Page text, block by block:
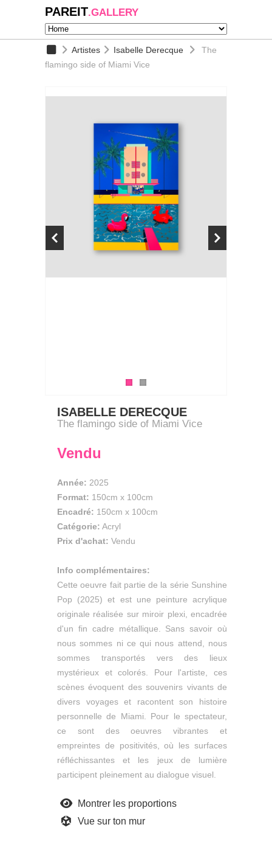
PAREIT.GALLERY
Artistes Isabelle Derecque
The
flamingo side of Miami Vice
ISABELLE DERECQUE
The flamingo side of Miami Vice
Vendu
Année: 2025
Format: 150cm x 100cm
Encadré: 150cm x 100cm
Catégorie: Acryl
Prix d'achat: Vendu
Info complémentaires:
Cette oeuvre fait partie de la série Sunshine
Pop (2025) et est une peinture acrylique
originale réalisée sur miroir plexi, encadrée
d'un fin cadre métallique. Sans savoir où
nous sommes ni ce qui nous attend, nous
sommes transportés vers des lieux
mystérieux et colorés. Pour l'artiste, ces
scènes évoquent des souvenirs vivants de
divers voyages et racontent son histoire
personnelle de Miami. Pour le spectateur,
ce sont des oeuvres vibrantes et
empreintes de positivités, où les surfaces
réfléchissantes et les jeux de lumière
participent pleinement au dialogue visuel.
Montrer les proportions
Vue sur ton mur